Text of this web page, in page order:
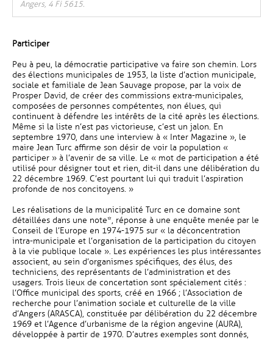
Angers, 4 Fi 5615.
Participer
Peu à peu, la démocratie participative va faire son chemin. Lors
des élections municipales de 1953, la liste d’action municipale,
sociale et familiale de Jean Sauvage propose, par la voix de
Prosper David, de créer des commissions extra-municipales,
composées de personnes compétentes, non élues, qui
continuent à défendre les intérêts de la cité après les élections.
Même si la liste n’est pas victorieuse, c’est un jalon. En
septembre 1970, dans une interview à « Inter Magazine », le
maire Jean Turc affirme son désir de voir la population «
participer » à l’avenir de sa ville. Le « mot de participation a été
utilisé pour désigner tout et rien, dit-il dans une délibération du
22 décembre 1969. C’est pourtant lui qui traduit l’aspiration
profonde de nos concitoyens. »
Les réalisations de la municipalité Turc en ce domaine sont
détaillées dans une note*, réponse à une enquête menée par le
Conseil de l’Europe en 1974-1975 sur « la déconcentration
intra-municipale et l’organisation de la participation du citoyen
à la vie publique locale ». Les expériences les plus intéressantes
associent, au sein d’organismes spécifiques, des élus, des
techniciens, des représentants de l’administration et des
usagers. Trois lieux de concertation sont spécialement cités :
l’Office municipal des sports, créé en 1966 ; l’Association de
recherche pour l’animation sociale et culturelle de la ville
d’Angers (ARASCA), constituée par délibération du 22 décembre
1969 et l’Agence d’urbanisme de la région angevine (AURA),
développée à partir de 1970. D’autres exemples sont donnés,